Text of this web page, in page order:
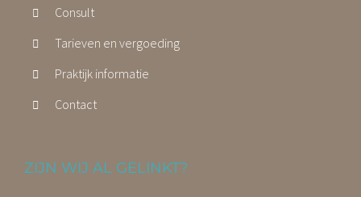
Consult
Tarieven en vergoeding
Praktijk informatie
Contact
ZIJN WIJ AL GELINKT?